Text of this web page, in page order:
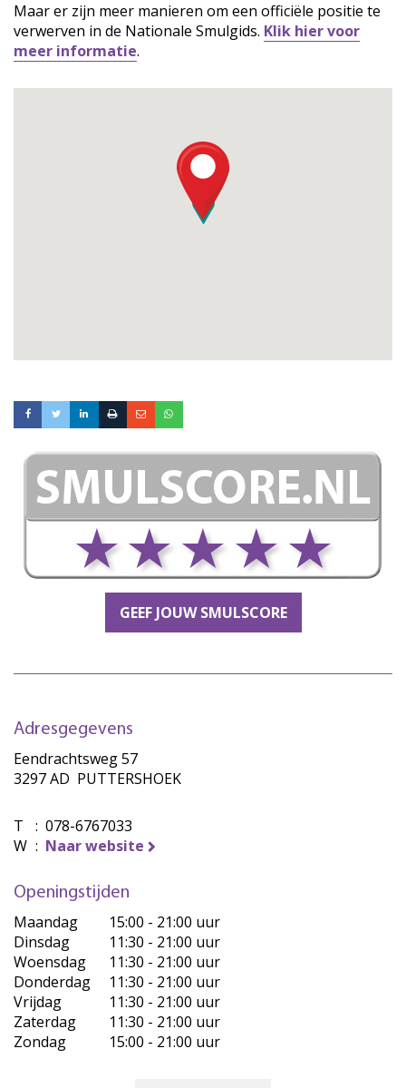
Maar er zijn meer manieren om een officiële positie te
verwerven in de Nationale Smulgids. Klik hier voor
meer informatie.
GEEF JOUW SMULSCORE
Adresgegevens
Eendrachtsweg 57
3297 AD PUTTERSHOEK
T : 078-6767033
W : Naar website
Openingstijden
Maandag
15:00 - 21:00 uur
Dinsdag
11:30 - 21:00 uur
Woensdag
11:30 - 21:00 uur
Donderdag
11:30 - 21:00 uur
Vrijdag
11:30 - 21:00 uur
Zaterdag
11:30 - 21:00 uur
Zondag
15:00 - 21:00 uur